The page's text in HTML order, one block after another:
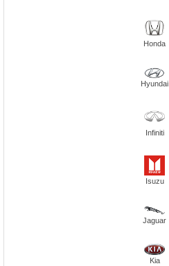
Honda
Hyundai
Infiniti
Isuzu
Jaguar
Kia